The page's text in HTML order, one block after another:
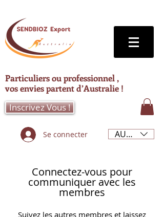
Particuliers ou professionnel ,
vos envies partent d’Australie !
Inscrivez Vous !
Se connecter AUD (AU$)
Connectez-vous pour
communiquer avec les
membres
Suivez les autres membres et laissez